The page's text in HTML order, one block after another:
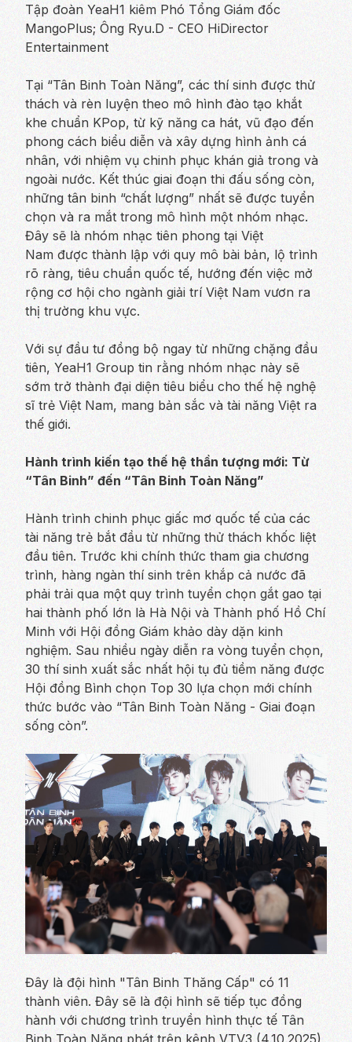
Tập đoàn YeaH1 kiêm Phó Tổng Giám đốc
MangoPlus; Ông Ryu.D - CEO HiDirector
Entertainment
Tại “Tân Binh Toàn Năng”, các thí sinh được thử
thách và rèn luyện theo mô hình đào tạo khắt
khe chuẩn KPop, từ kỹ năng ca hát, vũ đạo đến
phong cách biểu diễn và xây dựng hình ảnh cá
nhân, với nhiệm vụ chinh phục khán giả trong và
ngoài nước. Kết thúc giai đoạn thi đấu sống còn,
những tân binh “chất lượng” nhất sẽ được tuyển
chọn và ra mắt trong mô hình một nhóm nhạc.
Đây sẽ là nhóm nhạc tiên phong tại Việt
Nam được thành lập với quy mô bài bản, lộ trình
rõ ràng, tiêu chuẩn quốc tế, hướng đến việc mở
rộng cơ hội cho ngành giải trí Việt Nam vươn ra
thị trường khu vực.
Với sự đầu tư đồng bộ ngay từ những chặng đầu
tiên, YeaH1 Group tin rằng nhóm nhạc này sẽ
sớm trở thành đại diện tiêu biểu cho thế hệ nghệ
sĩ trẻ Việt Nam, mang bản sắc và tài năng Việt ra
thế giới.
Hành trình kiến tạo thế hệ thần tượng mới: Từ
“Tân Binh” đến “Tân Binh Toàn Năng”
Hành trình chinh phục giấc mơ quốc tế của các
tài năng trẻ bắt đầu từ những thử thách khốc liệt
đầu tiên. Trước khi chính thức tham gia chương
trình, hàng ngàn thí sinh trên khắp cả nước đã
phải trải qua một quy trình tuyển chọn gắt gao tại
hai thành phố lớn là Hà Nội và Thành phố Hồ Chí
Minh với Hội đồng Giám khảo dày dặn kinh
nghiệm. Sau nhiều ngày diễn ra vòng tuyển chọn,
30 thí sinh xuất sắc nhất hội tụ đủ tiềm năng được
Hội đồng Bình chọn Top 30 lựa chọn mới chính
thức bước vào “Tân Binh Toàn Năng - Giai đoạn
sống còn”.
Đây là đội hình "Tân Binh Thăng Cấp" có 11
thành viên. Đây sẽ là đội hình sẽ tiếp tục đồng
hành với chương trình truyền hình thực tế Tân
Binh Toàn Năng phát trên kênh VTV3 (4.10.2025)